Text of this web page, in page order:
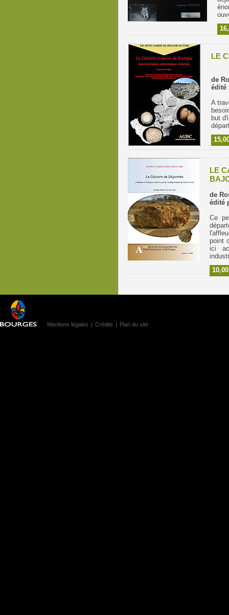
LE
de
édité
A
but
LE
de
édité
Ce
point
ici
Mentions légales | Crédits | Plan du site